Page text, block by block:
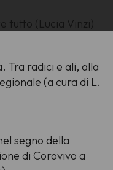
tutto (Lucia Vinzi)
Tra radici e ali, alla
(a cura di L.
segno della
di Corovivo a